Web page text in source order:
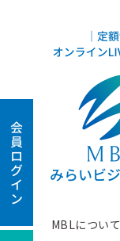
MBLについて